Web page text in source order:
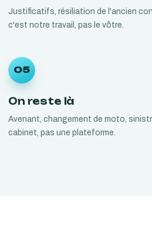
Justificatifs, résiliation de l'ancien
c'est notre travail, pas le vôtre.
05
On reste là
Avenant, changement de moto,
cabinet, pas une plateforme.